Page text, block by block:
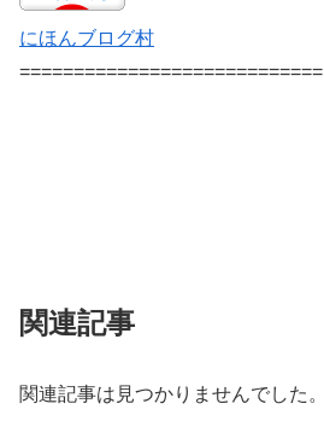
にほんブログ村
============================
関連記事
関連記事は見つかりませんでした。